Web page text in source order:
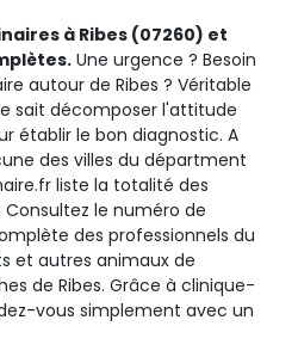
à Ribes (07260) et
Une urgence ? Besoin
autour de Ribes ? Véritable
sait décomposer l'attitude
établir le bon diagnostic. A
des villes du départment
liste la totalité des
le numéro de
des professionnels du
et autres animaux de
de Ribes. Grâce à clinique-
vous simplement avec un